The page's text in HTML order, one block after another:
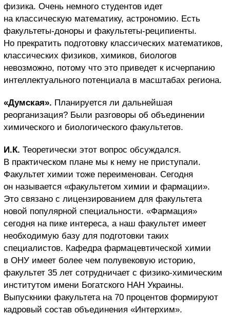
физика. Очень немного студентов идет
на классическую математику, астрономию. Есть
факультеты-доноры и факультеты-реципиенты.
Но прекратить подготовку классических математиков,
классических физиков, химиков, биологов
невозможно, потому что это приведет к исчерпанию
интеллектуального потенциала в масштабах региона.
«Думская». Планируется ли дальнейшая
реорганизация? Были разговоры об объединении
химического и биологического факультетов.
И.К. Теоретически этот вопрос обсуждался.
В практическом плане мы к нему не приступали.
Факультет химии тоже переименован. Сегодня
он называется «факультетом химии и фармации».
Это связано с лицензированием для факультета
новой популярной специальности. «Фармация»
сегодня на пике интереса, а наш факультет имеет
необходимую базу для подготовки таких
специалистов. Кафедра фармацевтической химии
в ОНУ имеет более чем полувековую историю,
факультет 35 лет сотрудничает с физико-химическим
институтом имени Богатского НАН Украины.
Выпускники факультета на 70 процентов формируют
кадровый состав объединения «Интерхим».